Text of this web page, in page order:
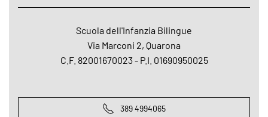
Scuola dell'Infanzia Bilingue
Via Marconi 2, Quarona
C.F. 82001670023 - P.I. 01690950025
389 4994065